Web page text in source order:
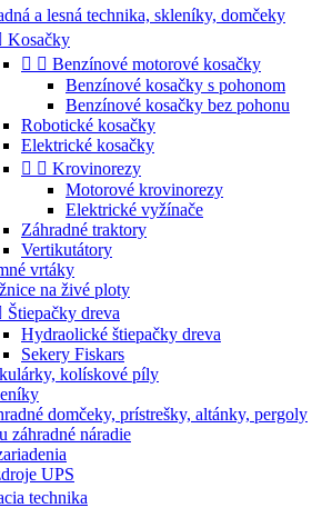
a lesná technika, skleníky, domčeky
Kosačky
  Benzínové motorové kosačky
Benzínové kosačky s pohonom
Benzínové kosačky bez pohonu
Robotické kosačky
Elektrické kosačky
  Krovinorezy
Motorové krovinorezy
Elektrické vyžínače
Záhradné traktory
Vertikutátory
vrtáky
na živé ploty
Štiepačky dreva
Hydraolické štiepačky dreva
Sekery Fiskars
kolískové píly
domčeky, prístrešky, altánky, pergoly
záhradné náradie
UPS
technika